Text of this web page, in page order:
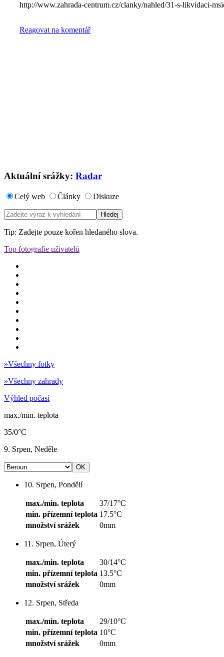
http://www.zahrada-centrum.cz/clanky/nahled/31-s-likvidaci-
Reagovat na komentář
Aktuální srážky: Radar
Celý web Články Diskuze
Tip: Zadejte pouze kořen hledaného slova.
Top fotografie uživatelů
»Všechny fotky
»Všechny zahrady
Výhled počasí
max./min. teplota
35/0°C
9. Srpen, Neděle
10. Srpen, Pondělí
max./min. teplota
37/17°C
min. přízemní teplota 17.5°C
množství srážek
0mm
11. Srpen, Úterý
max./min. teplota
30/14°C
min. přízemní teplota 13.5°C
množství srážek
0mm
12. Srpen, Středa
max./min. teplota
29/10°C
min. přízemní teplota 10°C
množství srážek
0mm